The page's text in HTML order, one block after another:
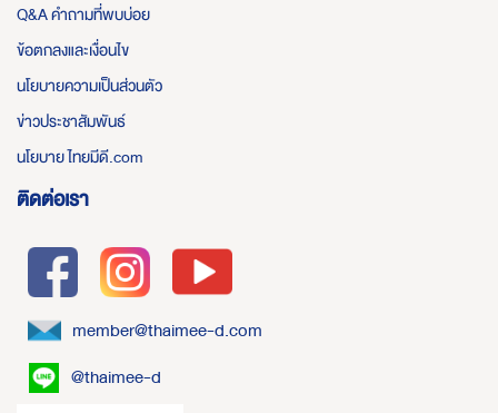
Q&A คำถามที่พบบ่อย
ข้อตกลงและเงื่อนไข
นโยบายความเป็นส่วนตัว
ข่าวประชาสัมพันธ์
นโยบาย ไทยมีดี.com
ติดต่อเรา
member@thaimee-d.com
@thaimee-d